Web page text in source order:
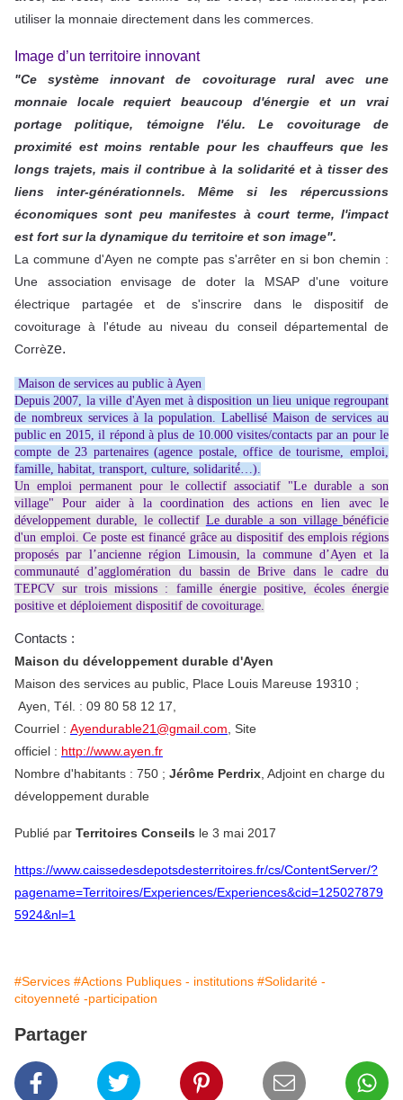
utiliser la monnaie directement dans les commerces.
Image d’un territoire innovant
"Ce système innovant de covoiturage rural avec une
monnaie locale requiert beaucoup d'énergie et un vrai
portage politique, témoigne l'élu. Le covoiturage de
proximité est moins rentable pour les chauffeurs que les
longs trajets, mais il contribue à la solidarité et à tisser des
liens inter-générationnels. Même si les répercussions
économiques sont peu manifestes à court terme, l'impact
est fort sur la dynamique du territoire et son image".
La commune d'Ayen ne compte pas s'arrêter en si bon chemin :
Une association envisage de doter la MSAP d'une voiture
électrique partagée et de s'inscrire dans le dispositif de
covoiturage à l'étude au niveau du conseil départemental de
Corrèze.
Maison de services au public à Ayen
Depuis 2007, la ville d'Ayen met à disposition un lieu unique regroupant
de nombreux services à la population. Labellisé Maison de services au
public en 2015, il répond à plus de 10.000 visites/contacts par an pour le
compte de 23 partenaires (agence postale, office de tourisme, emploi,
famille, habitat, transport, culture, solidarité́…).
Un emploi permanent pour le collectif associatif "Le durable a son
village" Pour aider à la coordination des actions en lien avec le
développement durable, le collectif Le durable a son villagebénéficie
d'un emploi. Ce poste est financé grâce au dispositif des emplois régions
proposés par l’ancienne région Limousin, la commune d’Ayen et la
communauté d’agglomération du bassin de Brive dans le cadre du
TEPCV sur trois missions : famille énergie positive, écoles énergie
positive et déploiement dispositif de covoiturage.
Contacts :
Maison du développement durable d'Ayen
Maison des services au public, Place Louis Mareuse 19310 ;
Ayen, Tél. : 09 80 58 12 17,
Courriel : Ayendurable21@gmail.com , Site
officiel : http://www.ayen.fr
Nombre d'habitants : 750 ; Jérôme Perdrix , Adjoint en charge du
développement durable
Publié par Territoires Conseils le 3 mai 2017
https://www.caissedesdepotsdesterritoires.fr/cs/ContentServer/?
pagename=Territoires/Experiences/Experiences&cid=125027879
5924&nl=1
#Services #Actions Publiques - institutions #Solidarité -
citoyenneté -participation
Partager